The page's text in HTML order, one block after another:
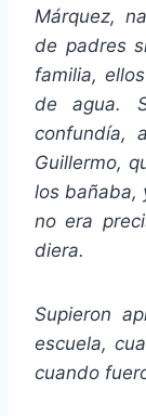
Márquez,
de padres
familia,
de agua.
confundía,
Guillermo,
los bañaba,
no era
diera.
Supieron
escuela,
cuando